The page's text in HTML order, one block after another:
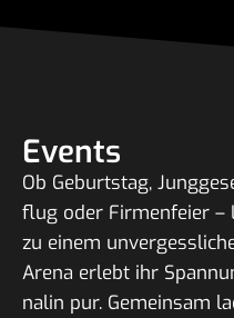
Events
Ob Geburtstag,
flug oder Firmen­feier –
zu einem
Arena erlebt ihr
nalin pur. Gemeinsam